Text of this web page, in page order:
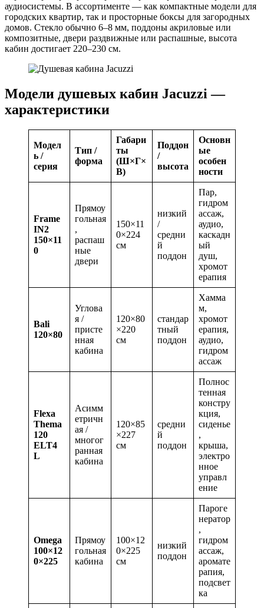
аудиосистемы. В ассортименте — как компактные модели для
городских квартир, так и просторные боксы для загородных
домов. Стекло обычно 6–8 мм, поддоны акриловые или
композитные, двери раздвижные или распашные, высота
кабин достигает 220–230 см.
Модели душевых кабин Jacuzzi —
характеристики
Модел
ь /
серия
Тип /
форма
Габари
ты
(Ш×Г×
В)
Поддон
/
высота
Основн
ые
особен
ности
Frame
IN2
150×11
0
Прямоу
гольная
,
распаш
ные
двери
150×11
0×224
см
низкий
/
средни
й
поддон
Пар,
гидром
ассаж,
аудио,
каскадн
ый
душ,
хромот
ерапия
Bali
120×80
Углова
я /
присте
нная
кабина
120×80
×220
см
стандар
тный
поддон
Хамма
м,
хромот
ерапия,
аудио,
гидром
ассаж
Flexa
Thema
120
ELT4
L
Асимм
етричн
ая /
многог
ранная
кабина
120×85
×227
см
средни
й
поддон
Полнос
тенная
констру
кция,
сиденье
,
крыша,
электро
нное
управл
ение
Omega
100×12
0×225
Прямоу
гольная
кабина
100×12
0×225
см
низкий
поддон
Пароге
нератор
,
гидром
ассаж,
аромате
рапия,
подсвет
ка